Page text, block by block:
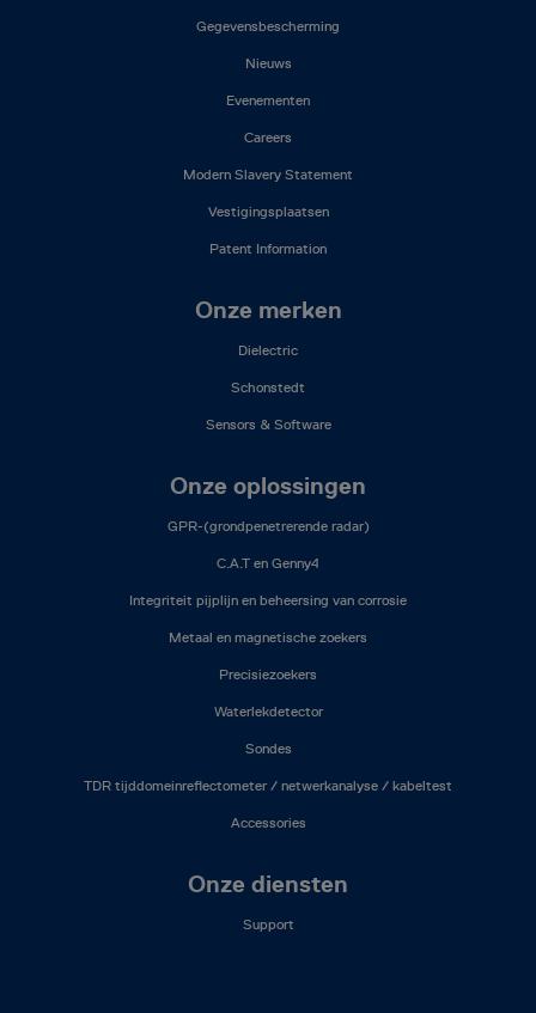
Gegevensbescherming
Nieuws
Evenementen
Careers
Modern Slavery Statement
Vestigingsplaatsen
Patent Information
Onze merken
Dielectric
Schonstedt
Sensors & Software
Onze oplossingen
GPR-(grondpenetrerende radar)
C.A.T en Genny4
Integriteit pijplijn en beheersing van corrosie
Metaal en magnetische zoekers
Precisiezoekers
Waterlekdetector
Sondes
TDR tijddomeinreflectometer / netwerkanalyse / kabeltest
Accessories
Onze diensten
Support